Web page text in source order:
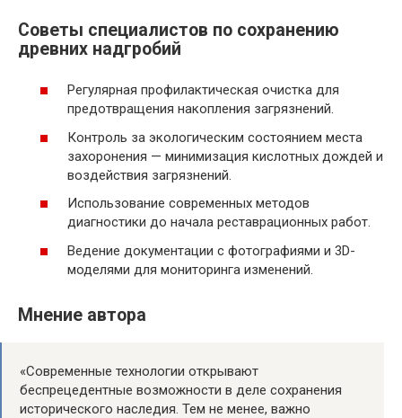
Советы специалистов по сохранению
древних надгробий
Регулярная профилактическая очистка для
предотвращения накопления загрязнений.
Контроль за экологическим состоянием места
захоронения — минимизация кислотных дождей и
воздействия загрязнений.
Использование современных методов
диагностики до начала реставрационных работ.
Ведение документации с фотографиями и 3D-
моделями для мониторинга изменений.
Мнение автора
«Современные технологии открывают
беспрецедентные возможности в деле сохранения
исторического наследия. Тем не менее, важно